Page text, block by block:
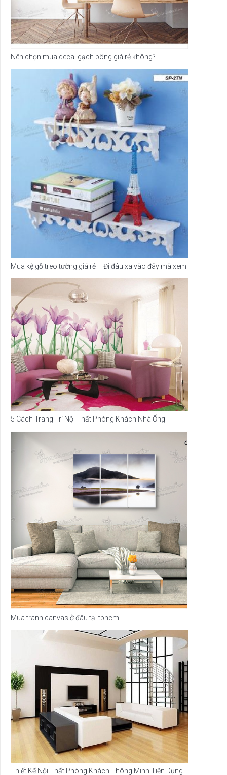
Nên chọn mua decal gạch bông giá rẻ không?
Mua kệ gỗ treo tường giá rẻ – Đi đâu xa vào đây mà xem
5 Cách Trang Trí Nội Thất Phòng Khách Nhà Ống
Mua tranh canvas ở đâu tại tphcm
Thiết Kế Nội Thất Phòng Khách Thông Minh Tiện Dụng